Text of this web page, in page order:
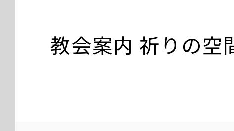
教会案内 祈りの空